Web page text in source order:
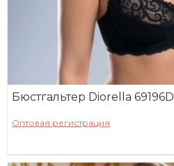
Бюстгальтер Diorella 69196D
Оптовая регистрация